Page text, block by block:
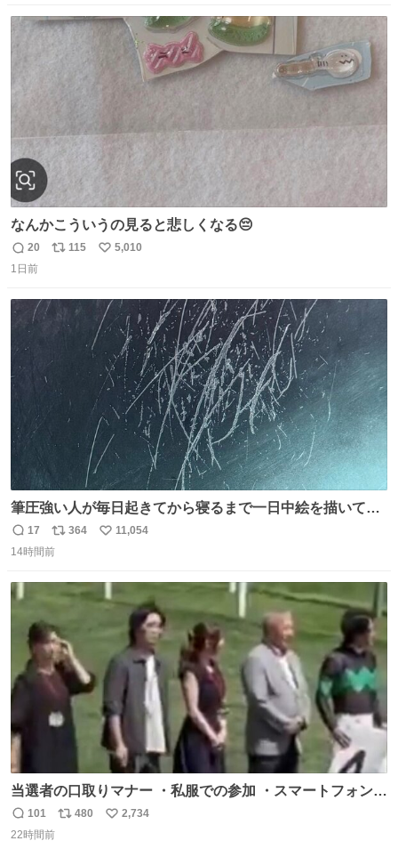
ト
数
数
なんかこういうの見ると悲しくなる😔
返
信
20
リ
ト
数
115
い
数
5,010
1日前
筆圧強い人が毎日起きてから寝るまで一日中絵を描いてる
とこうなる。 異常事態です。
返
信
17
リ
ポ
ト
364
い
数
11,054
14時間前
当選者の口取りマナー ・私服での参加 ・スマートフォンで
の撮影 ・調教師へ自分から握手を求める行為 ・シャツをズ
ボンにインしていない服装 ・ボディーバッグの着用 私も口
返
信
101
リ
480
い
2,734
22時間前